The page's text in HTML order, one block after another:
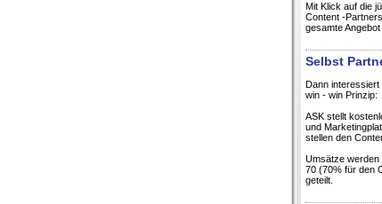
Mit Klick auf die
Content -
gesamte
Selbst
Dann
win - win Prinzip:
ASK stellt
und
stellen den
Umsätze werden
70 (70% für den
geteilt.